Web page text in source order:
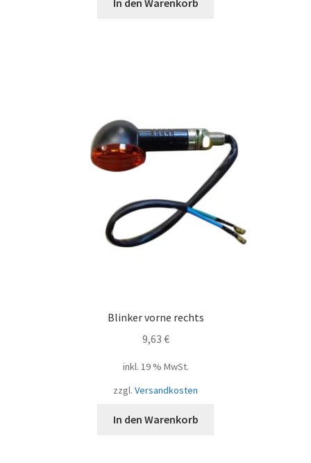
Blinker vorne rechts
9,63 €
inkl. 19 % MwSt.
zzgl. Versandkosten
In den Warenkorb